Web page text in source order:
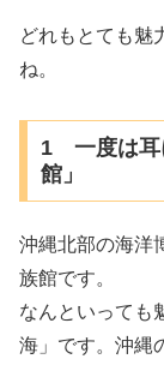
どれもとても魅
ね。
1 一度は耳
館」
沖縄北部の海洋
族館です。
なんといっても
海」です。沖縄